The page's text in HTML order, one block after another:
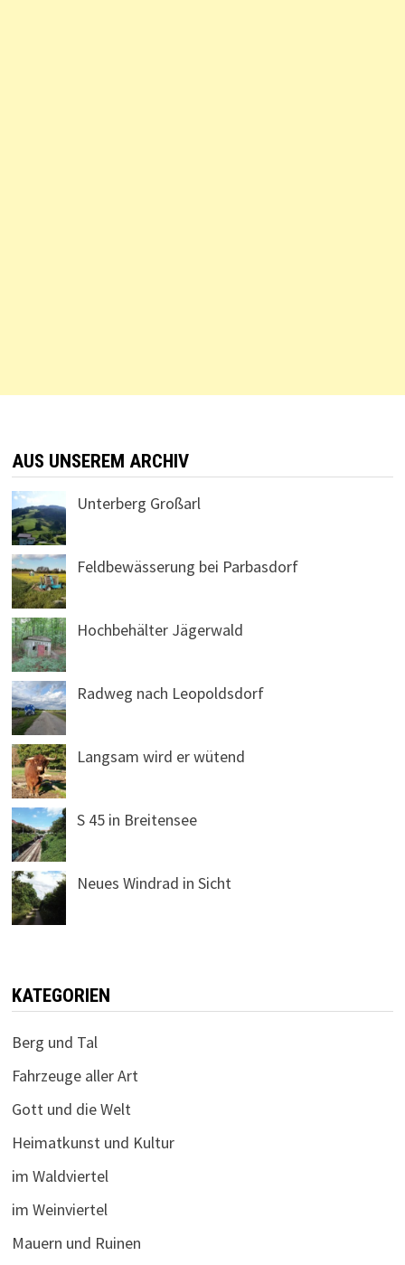
AUS UNSEREM ARCHIV
Unterberg Großarl
Feldbewässerung bei Parbasdorf
Hochbehälter Jägerwald
Radweg nach Leopoldsdorf
Langsam wird er wütend
S 45 in Breitensee
Neues Windrad in Sicht
KATEGORIEN
Berg und Tal
Fahrzeuge aller Art
Gott und die Welt
Heimatkunst und Kultur
im Waldviertel
im Weinviertel
Mauern und Ruinen